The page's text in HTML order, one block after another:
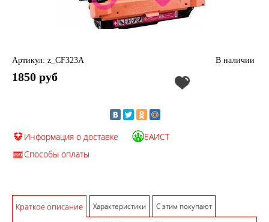
Артикул: z_CF323A В наличии
1850 руб
Информация о доставке
ЕАИСТ
Способы оплаты
Краткое описание Характеристики С этим покупают